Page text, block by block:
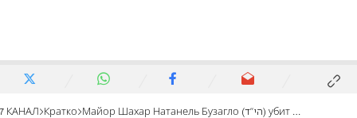
7 КАНАЛ Кратко Майор Шахар Натанель Бузагло (הי"ד) убит в Газе